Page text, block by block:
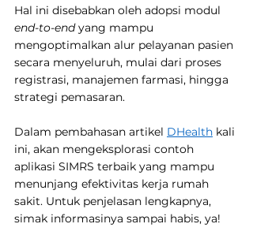
Hal ini disebabkan oleh adopsi modul
end-to-end yang mampu
mengoptimalkan alur pelayanan pasien
secara menyeluruh, mulai dari proses
registrasi, manajemen farmasi, hingga
strategi pemasaran.
Dalam pembahasan artikel DHealth kali
ini, akan mengeksplorasi contoh
aplikasi SIMRS terbaik yang mampu
menunjang efektivitas kerja rumah
sakit. Untuk penjelasan lengkapnya,
simak informasinya sampai habis, ya!